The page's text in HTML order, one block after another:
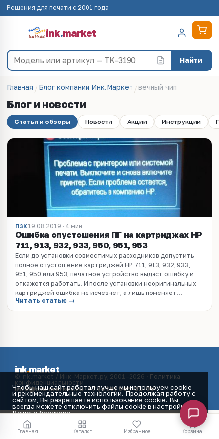
Решения для печати с 2001 года
ink.market
Найти
Главная Блог компании Инк.Маркет вечный чип
Блог и новости
Статьи и обзоры Новости Акции Инструкции
ПЗК19.08.2019 · 4 мин
Ошибка опустошения ПГ на картриджах HP
711, 913, 932, 933, 950, 951, 953
Если до установки совместимых расходников допустить
полное опустошение картриджей HP 711, 913, 932, 933,
951, 950 или 953, печатное устройство выдаст ошибку и
откажется работать. И после установки неоригинальных
картриджей ошибка не исчезнет, а лишь поменяет...
Читать статью →
ink.market
© ink.market / Инк-Маркет.ру, 2001–2026 · Политика
конфиденциальности
info@ink-market.ru·+7 (495) 565-31-09
Главная Каталог Избранное Корзина
Чтобы наш сайт работал лучше мы используем cookie
и рекомендательные технологии. Продолжая работу с
сайтом, Вы разрешаете использование cookie. Вы
всегда можете отключить файлы cookie в настройках
Вашего браузера.
Принять